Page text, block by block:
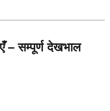
– सम्पूर्ण देखभाल